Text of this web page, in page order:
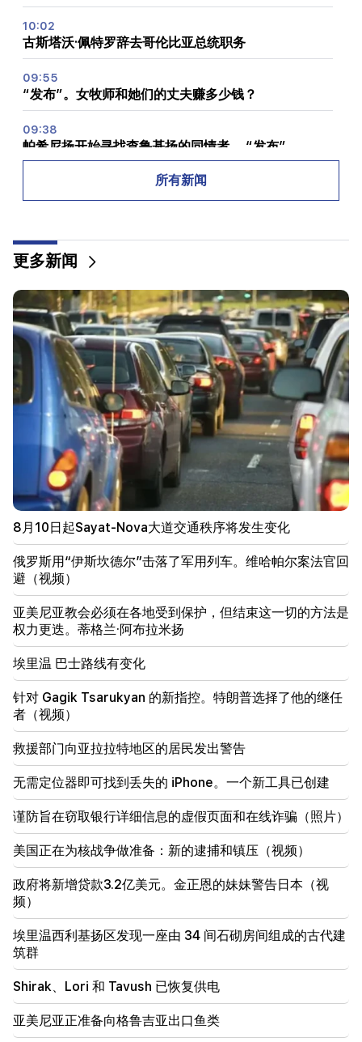
10:02
古斯塔沃·佩特罗辞去哥伦比亚总统职务
09:55
“发布”。女牧师和她们的丈夫赚多少钱？
09:38
帕希尼扬开始寻找查鲁基扬的同情者。 “发布”
阿格万·瓦尔达尼扬 (Aghvan Vardanyan) 与该派系隔
09:05
“发布”。他们严厉警告不要告诉任何人悬赏金额，并
08:59
“发布”。 500万德拉姆转入离任代表账户
00:23
在“真实”维尼修斯的六年里永远
00:09
台风“海豚”正在向中国移动。多达 3000 万人面临风
23:19
泽连斯基首次抵达塞尔维亚。预计将与武契奇进行重要
谈判
22:30
天主教徒不应该站在亚美尼亚法庭面前，仅此而已，其
余的不是讨论的问题。律师（视频）
21:42
泰国校园枪击案遇难者详细信息已公布
21:30
要求严格的亚美尼亚人去哪儿了？卡琳·纳尔查吉安
(Karine Nalchajyan) 谈亚美尼亚精神、民族面孔的形
成（视频）
21:25
霍尔木兹海峡可能失去战略重要性
20:30
海克·康乔扬（Hayk Konjoryan）紧随阿伦·西蒙扬
（视频）
20:17
8月10日起Sayat-Nova大道交通秩序将发生变化
20:00
当巴库奏响 RA 国歌时，人们感到难以形容的自豪。詹
娜·安德烈亚西安
俄罗斯用“伊斯坎德尔”击落了军用列车。维哈帕尔案
所有新闻
更多新闻
8月10日起Sayat-Nova大道交通秩序将发生变化
俄罗斯用“伊斯坎德尔”击落了军用列车。维哈帕尔案法官回
避（视频）
亚美尼亚教会必须在各地受到保护，但结束这一切的方法是
权力更迭。蒂格兰·阿布拉米扬
埃里温 巴士路线有变化
针对 Gagik Tsarukyan 的新指控。特朗普选择了他的继任
者（视频）
救援部门向亚拉拉特地区的居民发出警告
无需定位器即可找到丢失的 iPhone。一个新工具已创建
谨防旨在窃取银行详细信息的虚假页面和在线诈骗（照片）
美国正在为核战争做准备：新的逮捕和镇压（视频）
政府将新增贷款3.2亿美元。金正恩的妹妹警告日本（视
频）
埃里温西利基扬区发现一座由 34 间石砌房间组成的古代建
筑群
Shirak、Lori 和 Tavush 已恢复供电
亚美尼亚正准备向格鲁吉亚出口鱼类